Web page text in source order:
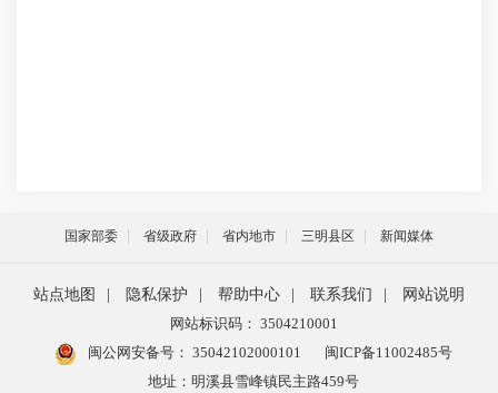
国家部委 省级政府 省内地市 三明县区 新闻媒体
站点地图 隐私保护 帮助中心 联系我们
网站说明
网站标识码： 3504210001
闽公网安备号： 35042102000101
闽ICP备11002485号
地址：明溪县雪峰镇民主路459号